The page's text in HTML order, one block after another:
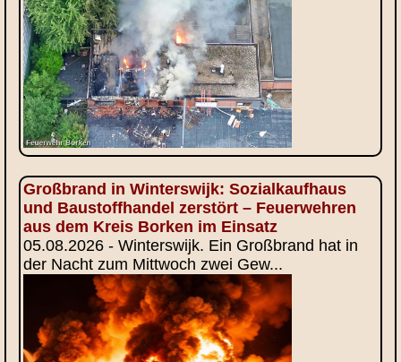
Großbrand in Winterswijk: Sozialkaufhaus
und Baustoffhandel zerstört – Feuerwehren
aus dem Kreis Borken im Einsatz
05.08.2026 - Winterswijk. Ein Großbrand hat in
der Nacht zum Mittwoch zwei Gew...